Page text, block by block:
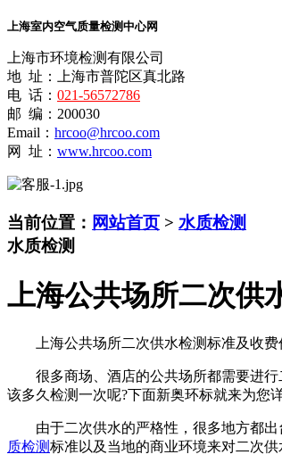
上海室内空气质量检测中心网
上海市环境检测有限公司
地 址：上海市普陀区真北路
电 话： 021-56572786
邮 编：200030
Email： hrcoo@hrcoo.com
网 址： www.hrcoo.com
当前位置： 网站首页 > 水质检测
水质检测
上海公共场所二次供
上海公共场所二次供水检测标准及收费
很多商场、酒店的公共场所都需要进行
该多久检测一次呢?下面新奥环标就来为您
由于二次供水的严格性，很多地方都出
质检测标准以及当地的商业环境来对二次供